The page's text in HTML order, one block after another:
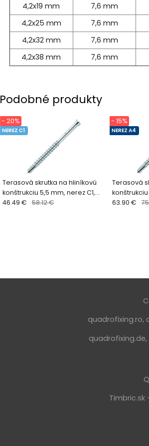
4,2x19 mm
7,6 mm
4,2x25 mm
7,6 mm
4,2x32 mm
7,6 mm
4,2x38 mm
7,6 mm
Podobné produkty
Terasová skrutka na hliníkovú
konštrukciu 5,5 mm, nerez C1,
(200 ks)
NEREZ C1
- 20%
46.49 € 58.12 €
Terasová
(200 ks)
NEREZ A4
- 15%
63.90 €
quadrofixing.ro,
quadrofixing.de,